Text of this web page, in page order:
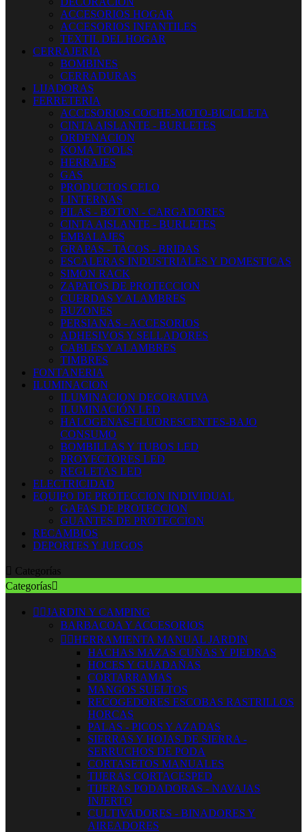
ACCESORIOS HOGAR
ACCESORIOS INFANTILES
TEXTIL DEL HOGAR
CERRAJERIA
BOMBINES
CERRADURAS
LIJADORAS
FERRETERIA
ACCESORIOS COCHE-MOTO-BICICLETA
CINTA AISLANTE - BURLETES
ORDENACION
KOMA TOOLS
HERRAJES
GAS
PRODUCTOS CELO
LINTERNAS
PILAS - BOTON - CARGADORES
CINTA AISLANTE - BURLETES
EMBALAJES
GRAPAS - TACOS - BRIDAS
ESCALERAS INDUSTRIALES Y DOMESTICAS
SIMON RACK
ZAPATOS DE PROTECCION
CUERDAS Y ALAMBRES
BUZONES
PERSIANAS - ACCESORIOS
ADHESIVOS Y SELLADORES
CABLES Y ALAMBRES
TIMBRES
FONTANERIA
ILUMINACION
ILUMINACION DECORATIVA
ILUMINACIÓN LED
HALOGENAS-FLUORESCENTES-BAJO
CONSUMO
BOMBILLAS Y TUBOS LED
PROYECTORES LED
REGLETAS LED
ELECTRICIDAD
EQUIPO DE PROTECCION INDIVIDUAL
GAFAS DE PROTECCION
GUANTES DE PROTECCION
RECAMBIOS
DEPORTES Y JUEGOS
 Categorías
Categorías
 JARDIN Y CAMPING
BARBACOA Y ACCESORIOS
 HERRAMIENTA MANUAL JARDIN
HACHAS MAZAS CUÑAS Y PIEDRAS
HOCES Y GUADAÑAS
CORTARRAMAS
MANGOS SUELTOS
RECOGEDORES ESCOBAS RASTRILLOS
HORCAS
PALAS - PICOS Y AZADAS
SIERRAS Y HOJAS DE SIERRA -
SERRUCHOS DE PODA
CORTASETOS MANUALES
TIJERAS CORTACESPED
TIJERAS PODADORAS - NAVAJAS
INJERTO
CULTIVADORES - BINADORES Y
AIREADORES